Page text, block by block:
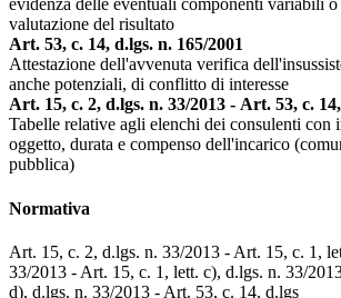
evidenza delle eventuali componenti variabili o
valutazione del risultato
Art. 53, c. 14, d.lgs. n. 165/2001
Attestazione dell'avvenuta verifica
anche potenziali, di conflitto di interesse
Art. 15, c. 2, d.lgs. n. 33/2013 - Art. 53, c.
Tabelle relative agli elenchi dei consulenti con
oggetto, durata e compenso dell'incarico
pubblica)
Normativa
Art. 15, c. 2, d.lgs. n. 33/2013 - Art. 15, c. 1,
33/2013 - Art. 15, c. 1, lett. c), d.lgs. n. 33/
d), d.lgs. n. 33/2013 - Art. 53, c. 14, d.lgs